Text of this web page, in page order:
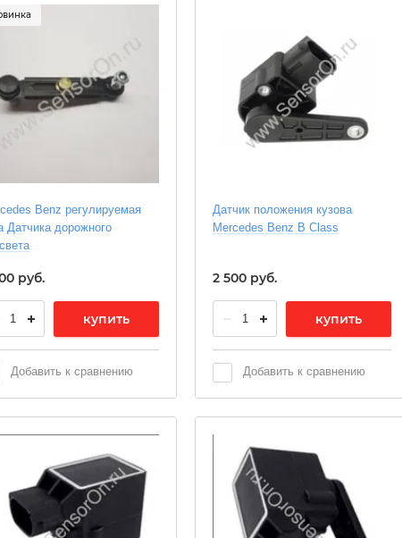
Benz регулируемая
Датчика дорожного
руб.
купить
Добавить к сравнению
Датчик положения кузова
Mercedes Benz В Class
2 500руб.
купить
Добавить к сравнению